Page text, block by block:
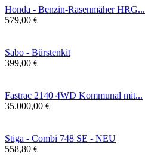
Honda - Benzin-Rasenmäher HRG...
579,00 €
Sabo - Bürstenkit
399,00 €
Fastrac 2140 4WD Kommunal mit...
35.000,00 €
Stiga - Combi 748 SE - NEU
558,80 €